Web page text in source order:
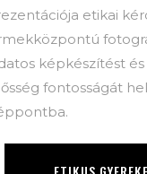
etikai
képkészítést és
fontosságát